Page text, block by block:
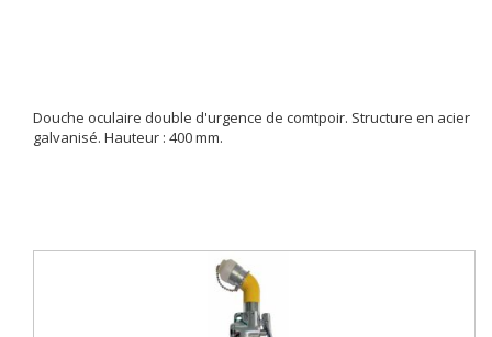
Douche oculaire double d'urgence de comtpoir. Structure en acier
galvanisé. Hauteur : 400 mm.